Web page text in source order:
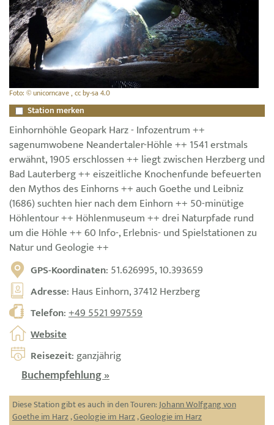
Foto: © unicorncave , cc by-sa 4.0
Station merken
Einhornhöhle Geopark Harz - Infozentrum ++
sagenumwobene Neandertaler-Höhle ++ 1541 erstmals
erwähnt, 1905 erschlossen ++ liegt zwischen Herzberg und
Bad Lauterberg ++ eiszeitliche Knochenfunde befeuerten
den Mythos des Einhorns ++ auch Goethe und Leibniz
(1686) suchten hier nach dem Einhorn ++ 50-minütige
Höhlentour ++ Höhlenmuseum ++ drei Naturpfade rund
um die Höhle ++ 60 Info-, Erlebnis- und Spielstationen zu
Natur und Geologie ++
GPS-Koordinaten: 51.626995, 10.393659
Adresse: Haus Einhorn, 37412 Herzberg
Telefon:+49 5521 997559
Website
Reisezeit: ganzjährig
Buchempfehlung »
Diese Station gibt es auch in den Touren:Johann Wolfgang von
Goethe im Harz,Geologie im Harz,Geologie im Harz